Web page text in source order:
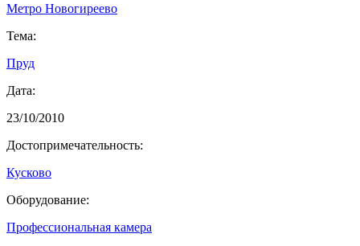
Метро Новогиреево
Тема:
Пруд
Дата:
23/10/2010
Достопримечательность:
Кусково
Оборудование:
Профессиональная камера